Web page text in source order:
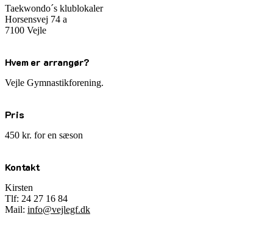
Taekwondo´s klublokaler
Horsensvej 74 a
7100 Vejle
Hvem er arrangør?
Vejle Gymnastikforening.
Pris
450 kr. for en sæson
Kontakt
Kirsten
Tlf: 24 27 16 84
Mail: info@vejlegf.dk